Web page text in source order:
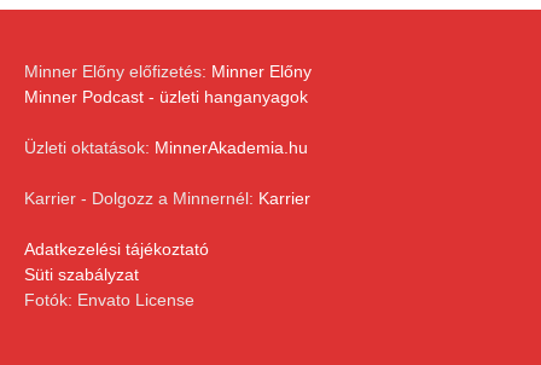
Minner Előny előfizetés: Minner Előny
Minner Podcast - üzleti hanganyagok
Üzleti oktatások: MinnerAkademia.hu
Karrier - Dolgozz a Minnernél: Karrier
Adatkezelési tájékoztató
Süti szabályzat
Fotók: Envato License